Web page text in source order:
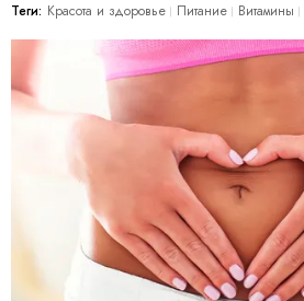
Теги: Красота и здоровье Питание Витамины